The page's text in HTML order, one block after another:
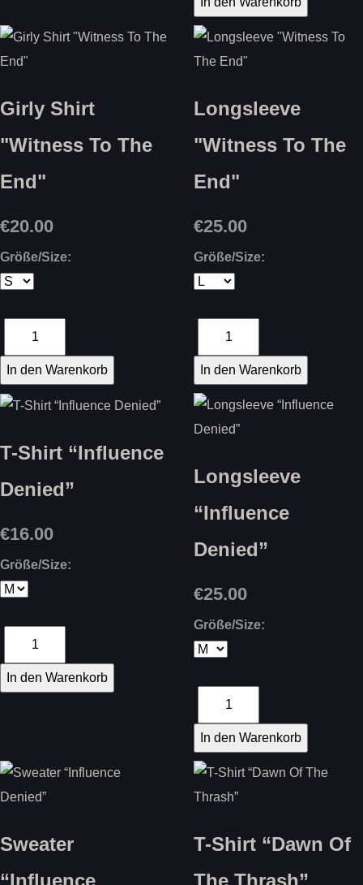
Girly Shirt
"Witness To The
End"
€20.00
Größe/Size:
Longsleeve
"Witness To The
End"
€25.00
Größe/Size:
T-Shirt “Influence
Denied”
€16.00
Größe/Size:
Longsleeve
“Influence
Denied”
€25.00
Größe/Size:
Sweater
“Influence
T-Shirt “Dawn Of
The Thrash”